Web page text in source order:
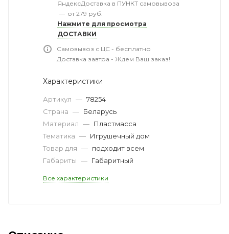
ЯндексДоставка в ПУНКТ самовывоза
— от 279 руб.
Нажмите для просмотра
ДОСТАВКИ
Самовывоз с ЦС - бесплатно
Доставка завтра - Ждем Ваш заказ!
Характеристики
Артикул — 78254
Страна — Беларусь
Материал — Пластмасса
Тематика — Игрушечный дом
Товар для — подходит всем
Габариты — Габаритный
Все характеристики